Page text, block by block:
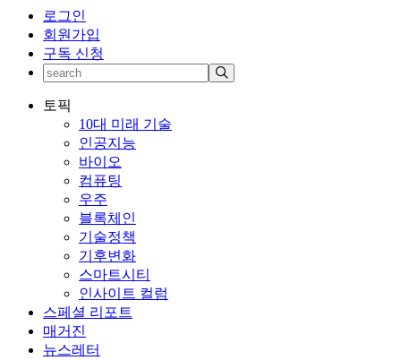
로그인
회원가입
구독 신청
토픽
10대 미래 기술
인공지능
바이오
컴퓨팅
우주
블록체인
기술정책
기후변화
스마트시티
인사이트 컬럼
스페셜 리포트
매거진
뉴스레터